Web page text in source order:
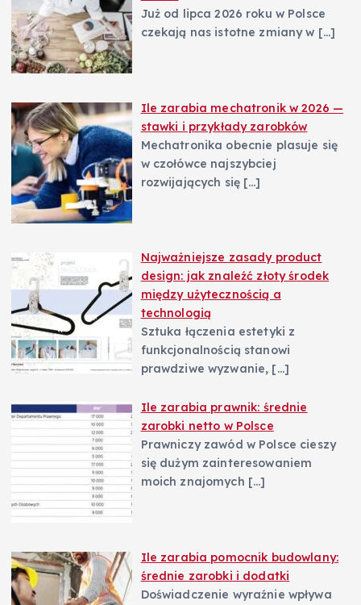
Już od lipca 2026 roku w Polsce
czekają nas istotne zmiany w […]
Ile zarabia mechatronik w 2026 —
stawki i przykłady zarobków
Mechatronika obecnie plasuje się
w czołówce najszybciej
rozwijających się […]
Najważniejsze zasady product
design: jak znaleźć złoty środek
między użytecznością a
technologią
Sztuka łączenia estetyki z
funkcjonalnością stanowi
prawdziwe wyzwanie, […]
Ile zarabia prawnik: średnie
zarobki netto w Polsce
Prawniczy zawód w Polsce cieszy
się dużym zainteresowaniem
moich znajomych […]
Ile zarabia pomocnik budowlany:
średnie zarobki i dodatki
Doświadczenie wyraźnie wpływa